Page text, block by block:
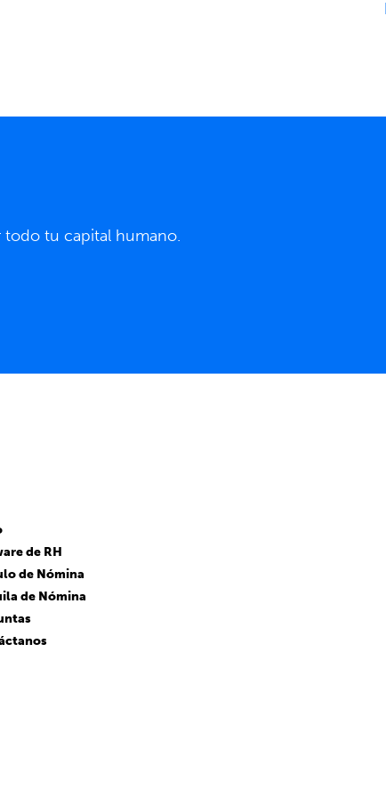
todo tu capital humano.
de RH
de Nómina
de Nómina